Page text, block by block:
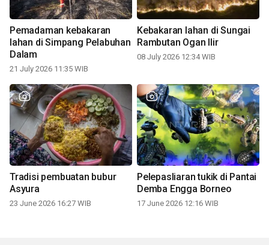
Pemadaman kebakaran
lahan di Simpang Pelabuhan
Dalam
21 July 2026 11:35 WIB
Kebakaran lahan di Sungai
Rambutan Ogan Ilir
08 July 2026 12:34 WIB
Tradisi pembuatan bubur
Asyura
23 June 2026 16:27 WIB
Pelepasliaran tukik di Pantai
Demba Engga Borneo
17 June 2026 12:16 WIB